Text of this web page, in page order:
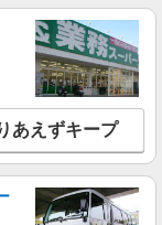
あえずキープ